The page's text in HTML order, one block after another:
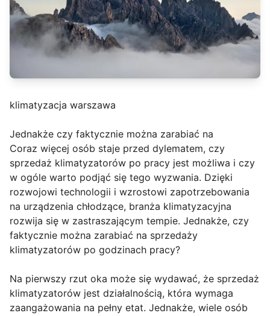
klimatyzacja warszawa
Jednakże czy faktycznie można zarabiać na
Coraz więcej osób staje przed dylematem, czy
sprzedaż klimatyzatorów po pracy jest możliwa i czy
w ogóle warto podjąć się tego wyzwania. Dzięki
rozwojowi technologii i wzrostowi zapotrzebowania
na urządzenia chłodzące, branża klimatyzacyjna
rozwija się w zastraszającym tempie. Jednakże, czy
faktycznie można zarabiać na sprzedaży
klimatyzatorów po godzinach pracy?
Na pierwszy rzut oka może się wydawać, że sprzedaż
klimatyzatorów jest działalnością, która wymaga
zaangażowania na pełny etat. Jednakże, wiele osób